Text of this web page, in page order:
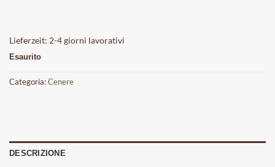
Lieferzeit: 2-4 giorni lavorativi
Esaurito
Categoria:Cenere
DESCRIZIONE